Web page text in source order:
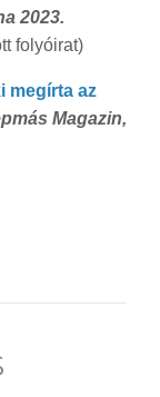
2023.
folyóirat)
megírta az
Magazin,